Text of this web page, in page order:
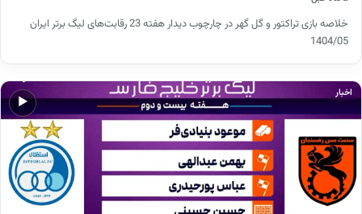
خلاصه بازی تراکتور و گل گهر در چارچوب دیدار هفته 23 رقابت‌های لیگ برتر ایران
1404/05
▶
اخبار